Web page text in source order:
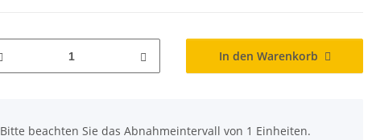
In den Warenkorb
Bitte beachten Sie das Abnahmeintervall von 1 Einheiten.